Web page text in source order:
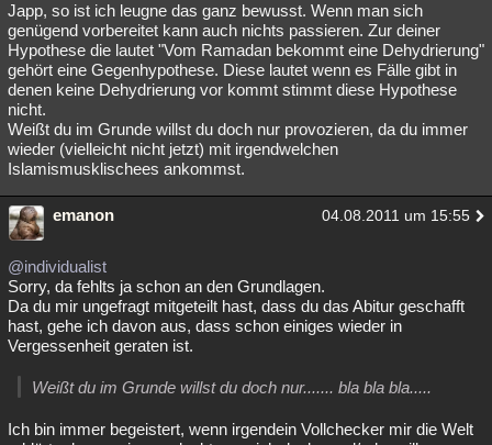
Japp, so ist ich leugne das ganz bewusst. Wenn man sich
genügend vorbereitet kann auch nichts passieren. Zur deiner
Hypothese die lautet "Vom Ramadan bekommt eine Dehydrierung"
gehört eine Gegenhypothese. Diese lautet wenn es Fälle gibt in
denen keine Dehydrierung vor kommt stimmt diese Hypothese
nicht.
Weißt du im Grunde willst du doch nur provozieren, da du immer
wieder (vielleicht nicht jetzt) mit irgendwelchen
Islamismusklischees ankommst.
emanon 04.08.2011 um 15:55
@individualist
Sorry, da fehlts ja schon an den Grundlagen.
Da du mir ungefragt mitgeteilt hast, dass du das Abitur geschafft
hast, gehe ich davon aus, dass schon einiges wieder in
Vergessenheit geraten ist.
Weißt du im Grunde willst du doch nur....... bla bla bla.....
Ich bin immer begeistert, wenn irgendein Vollchecker mir die Welt